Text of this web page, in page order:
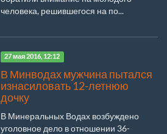
человека, решившегося на по...
27 мая 2016, 12:12
В Минводах мужчина пытался
изнасиловать 12-летнюю
дочку
В Минеральных Водах возбуждено
уголовное дело в отношении 36-